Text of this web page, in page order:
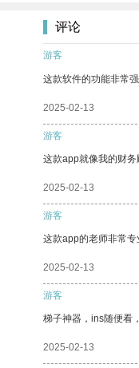
评论
游客
这款软件的功能非常
2025-02-13
游客
这款app就像我的财务
2025-02-13
游客
这款app的老师非常专
2025-02-13
游客
梯子神器，ins随便看
2025-02-13